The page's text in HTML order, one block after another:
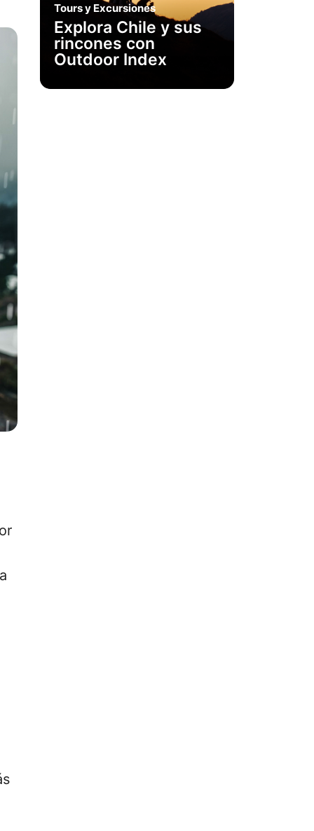
Tours y Excursiones
Explora Chile y sus
rincones con
Outdoor Index